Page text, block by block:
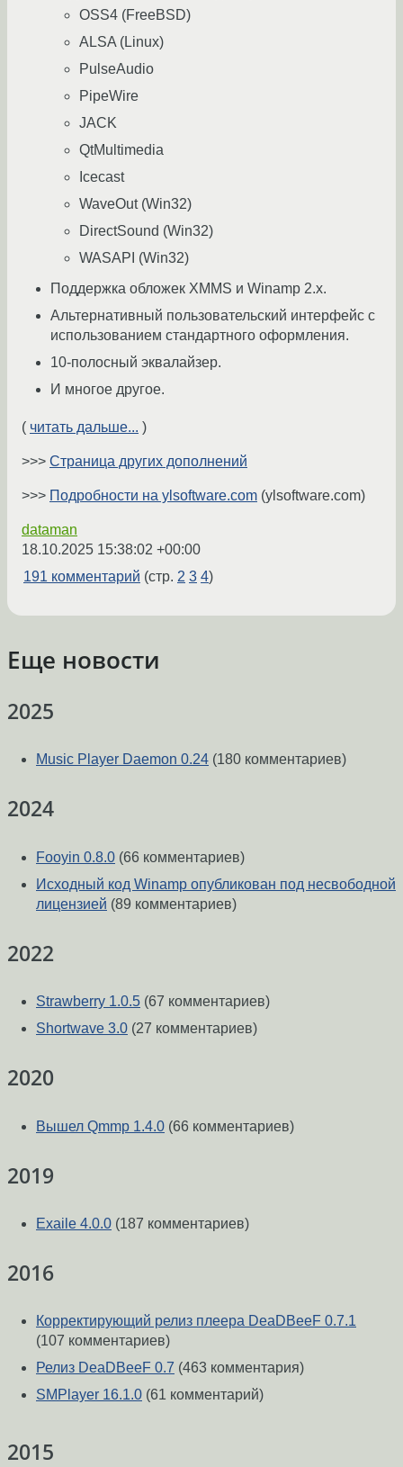
OSS4 (FreeBSD)
ALSA (Linux)
PulseAudio
PipeWire
JACK
QtMultimedia
Icecast
WaveOut (Win32)
DirectSound (Win32)
WASAPI (Win32)
Поддержка обложек XMMS и Winamp 2.x.
Альтернативный пользовательский интерфейс с
использованием стандартного оформления.
10-полосный эквалайзер.
И многое другое.
( читать дальше... )
>>> Страница других дополнений
>>> Подробности на ylsoftware.com (ylsoftware.com)
dataman
18.10.2025 15:38:02 +00:00
191 комментарий (стр. 2 3 4)
Еще новости
2025
Music Player Daemon 0.24 (180 комментариев)
2024
Fooyin 0.8.0 (66 комментариев)
Исходный код Winamp опубликован под несвободной
лицензией (89 комментариев)
2022
Strawberry 1.0.5 (67 комментариев)
Shortwave 3.0 (27 комментариев)
2020
Вышел Qmmp 1.4.0 (66 комментариев)
2019
Exaile 4.0.0 (187 комментариев)
2016
Корректирующий релиз плеера DeaDBeeF 0.7.1
(107 комментариев)
Релиз DeaDBeeF 0.7 (463 комментария)
SMPlayer 16.1.0 (61 комментарий)
2015